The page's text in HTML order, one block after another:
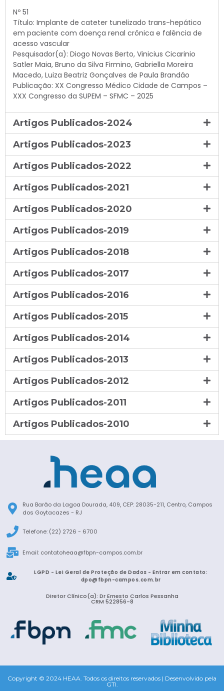
Nº 51
Título: Implante de cateter tunelizado trans-hepático
em paciente com doença renal crônica e falência de
acesso vascular
Pesquisador(a): Diogo Novas Berto, Vinicius Cicarinio
Satler Maia, Bruno da Silva Firmino, Gabriella Moreira
Macedo, Luiza Beatriz Gonçalves de Paula Brandão
Publicação: XX Congresso Médico Cidade de Campos –
XXX Congresso da SUPEM – SFMC – 2025
Artigos Publicados-2024
Artigos Publicados-2023
Artigos Publicados-2022
Artigos Publicados-2021
Artigos Publicados-2020
Artigos Publicados-2019
Artigos Publicados-2018
Artigos Publicados-2017
Artigos Publicados-2016
Artigos Publicados-2015
Artigos Publicados-2014
Artigos Publicados-2013
Artigos Publicados-2012
Artigos Publicados-2011
Artigos Publicados-2010
Rua Barão da Lagoa Dourada, 409, CEP: 28035-211, Centro, Campos
dos Goytacazes - RJ
Telefone: (22) 2726 - 6700
Email: contatoheaa@fbpn-campos.com.br
LGPD - Lei Geral de Proteção de Dados - Entrar em contato:
dpo@fbpn-campos.com.br
Diretor Clínico(a): Dr Ernesto Carlos Pessanha
CRM 522856-8
Copyright © 2024 HEAA. Todos os direitos reservados | Desenvolvido pela
GTI.